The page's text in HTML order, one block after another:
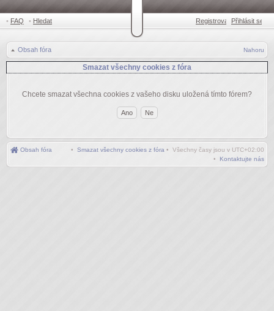
• FAQ • Hledat Registrovat •Přihlásit se
Obsah fóra Nahoru
Smazat všechny cookies z fóra
Chcete smazat všechna cookies z vašeho disku uložená tímto fórem?
Obsah fóra • Všechny časy jsou v UTC+02:00
• Smazat všechny cookies z fóra
• Kontaktujte nás